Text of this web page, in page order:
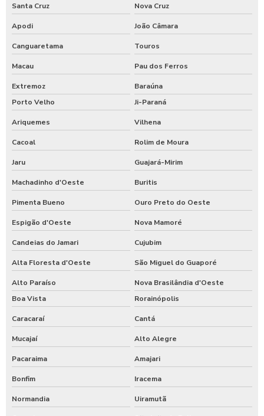
Santa Cruz Nova Cruz
Apodi João Câmara
Canguaretama Touros
Macau Pau dos Ferros
Extremoz
Baraúna
Porto Velho
Ji-Paraná
Ariquemes Vilhena
Cacoal Rolim de Moura
Jaru Guajará-Mirim
Machadinho d'Oeste Buritis
Pimenta Bueno Ouro Preto do Oeste
Espigão d'Oeste Nova Mamoré
Candeias do Jamari Cujubim
Alta Floresta d'Oeste São Miguel do Guaporé
Alto Paraíso
Nova Brasilândia d'Oeste
Boa Vista
Rorainópolis
Caracaraí Cantá
Mucajaí Alto Alegre
Pacaraima Amajari
Bonfim Iracema
Normandia Uiramutã